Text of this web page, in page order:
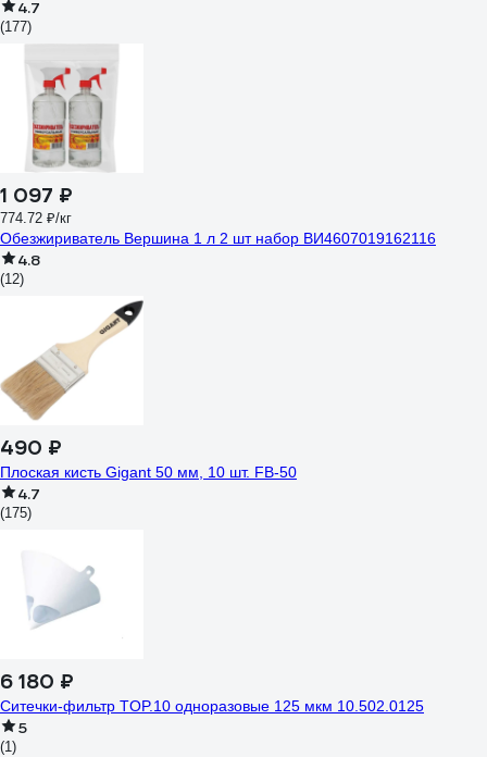
4.7
(177)
1 097 ₽
774.72 ₽/кг
Обезжириватель Вершина 1 л 2 шт набор ВИ4607019162116
4.8
(12)
490 ₽
Плоская кисть Gigant 50 мм, 10 шт. FB-50
4.7
(175)
6 180 ₽
Ситечки-фильтр TOP.10 одноразовые 125 мкм 10.502.0125
5
(1)